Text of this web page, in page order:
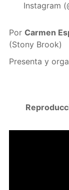
Instagram
Por Carmen
(Stony Brook)
Presenta y